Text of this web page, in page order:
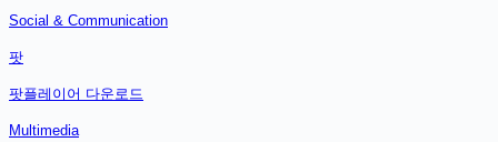
Social & Communication
팟
팟플레이어 다운로드
Multimedia